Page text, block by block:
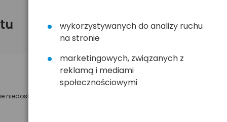
niedostępny
Powiadom mnie o dostępności
wykorzystywanych do analizy ruchu
na stronie
marketingowych, związanych z
reklamą i mediami
społecznościowymi